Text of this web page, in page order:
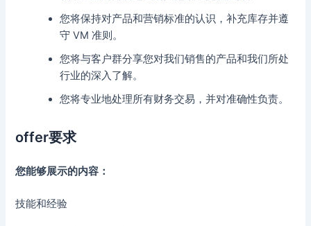
您将保持对产品和营销标准的认识，补充库存并遵
守 VM 准则。
您将与客户群分享您对我们销售的产品和我们所处
行业的深入了解。
您将专业地处理所有财务交易，并对准确性负责。
offer要求
您能够展示的内容：
技能和经验